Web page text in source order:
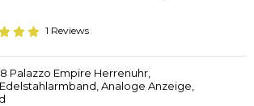
1 Reviews
Palazzo Empire Herrenuhr,
Analoge Anzeige,